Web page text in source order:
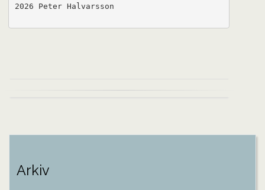
2026 Peter Halvarsson
Arkiv